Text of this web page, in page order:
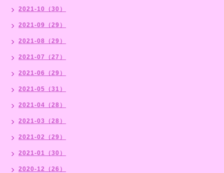
2021-10（30）
2021-09（29）
2021-08（29）
2021-07（27）
2021-06（29）
2021-05（31）
2021-04（28）
2021-03（28）
2021-02（29）
2021-01（30）
2020-12（26）